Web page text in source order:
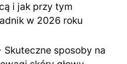
i jak przy tym
w 2026 roku
Skuteczne sposoby na